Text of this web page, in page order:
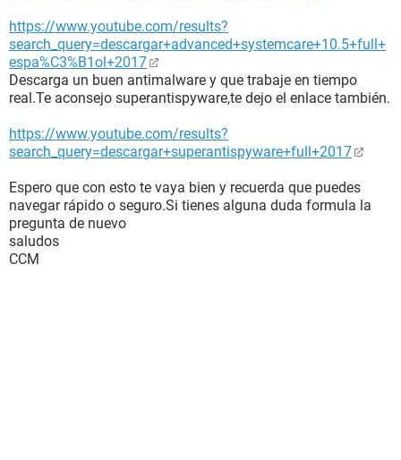
https://www.youtube.com/results?
search_query=descargar+advanced+systemcare+10.5+full+
espa%C3%B1ol+2017
Descarga un buen antimalware y que trabaje en tiempo
real.Te aconsejo superantispyware,te dejo el enlace también.
https://www.youtube.com/results?
search_query=descargar+superantispyware+full+2017
Espero que con esto te vaya bien y recuerda que puedes
navegar rápido o seguro.Si tienes alguna duda formula la
pregunta de nuevo
saludos
CCM